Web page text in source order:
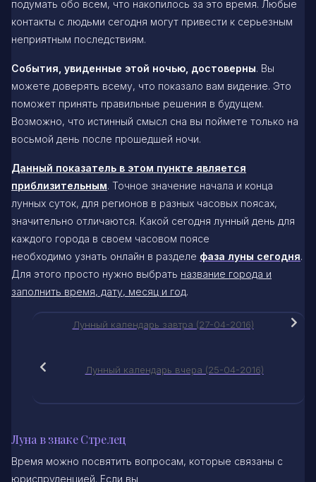
подумать обо всем, что накопилось за это время. Любые
контакты с людьми сегодня могут привести к серьезным
неприятным последствиям.
События, увиденные этой ночью, достоверны. Вы
можете доверять всему, что показало вам видение. Это
поможет принять правильные решения в будущем.
Возможно, что истинный смысл сна вы поймете только на
восьмой день после прошедшей ночи.
Данный показатель в этом пункте является
приблизительным. Точное значение начала и конца
лунных суток, для регионов в разных часовых поясах,
значительно отличаются. Какой сегодня лунный день для
каждого города в своем часовом поясе
необходимо узнать онлайн в разделе фаза луны сегодня.
Для этого просто нужно выбрать название города и
заполнить время, дату, месяц и год.
Лунный календарь завтра (27-04-2016)
Лунный календарь вчера (25-04-2016)
Луна в знаке Стрелец
Время можно посвятить вопросам, которые связаны с
юриспруденцией. Если вы